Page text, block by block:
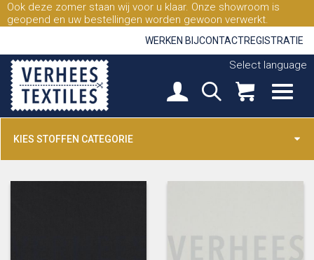
Ook deze zomer staan wij voor u klaar. Onze showroom is
geopend en uw bestellingen worden gewoon verwerkt.
WERKEN BIJCONTACTREGISTRATIE
Select language
KIES STOFFEN CATEGORIE